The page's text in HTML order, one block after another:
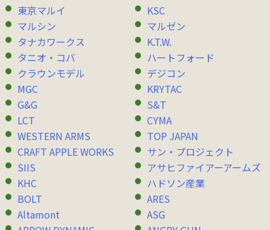
東京マルイ
KSC
マルシン
マルゼン
タナカワークス
K.T.W.
タニオ・コバ
ハートフォード
クラウンモデル
デジコン
MGC
KRYTAC
G&G
S&T
LCT
CYMA
WESTERN ARMS
TOP JAPAN
CRAFT APPLE WORKS
サン・プロジェクト
SIIS
アサヒファイアーアームズ
KHC
ハドソン産業
BOLT
ARES
Altamont
ASG